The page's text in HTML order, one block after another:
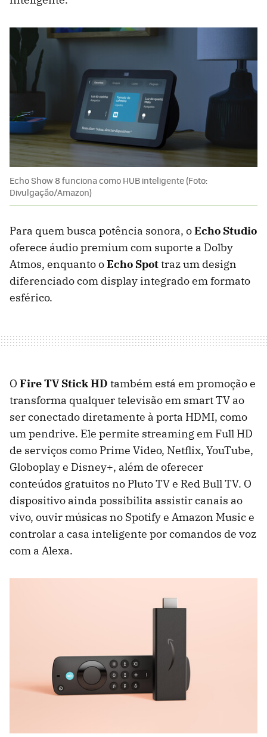
Echo Show 8 funciona como HUB inteligente (Foto:
Divulgação/Amazon)
Para quem busca potência sonora, oEcho Studio
oferece áudio premium com suporte a Dolby
Atmos, enquanto oEcho Spottraz um design
diferenciado com display integrado em formato
esférico.
O Fire TV Stick HD também está em promoção e
transforma qualquer televisão em smart TV ao
ser conectado diretamente à porta HDMI, como
um pendrive. Ele permite streaming em Full HD
de serviços como Prime Video, Netflix, YouTube,
Globoplay e Disney+, além de oferecer
conteúdos gratuitos no Pluto TV e Red Bull TV. O
dispositivo ainda possibilita assistir canais ao
vivo, ouvir músicas no Spotify e Amazon Music e
controlar a casa inteligente por comandos de voz
com a Alexa.